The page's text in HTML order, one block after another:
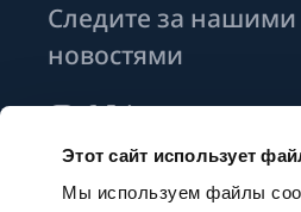
Этот сайт использует
Мы используем файлы
Следите за нашими
новостями
Подписаться на
рассылки